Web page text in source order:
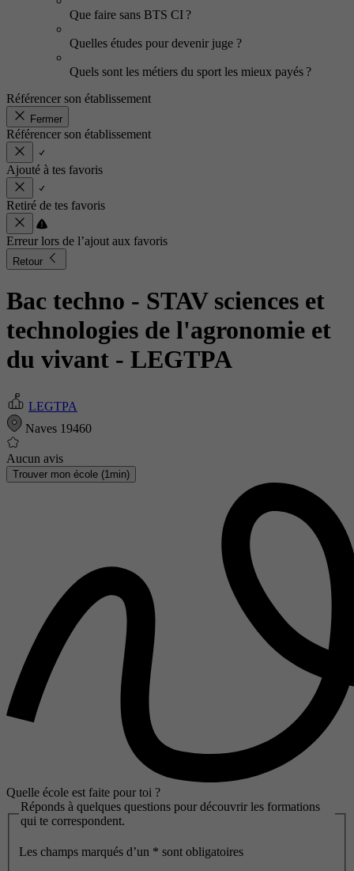
Que faire sans BTS CI ?
Quelles études pour devenir juge ?
Quels sont les métiers du sport les mieux payés ?
Référencer son établissement
Fermer
Référencer son établissement
Ajouté à tes favoris
Retiré de tes favoris
Erreur lors de l’ajout aux favoris
Retour
Bac techno - STAV sciences et
technologies de l'agronomie et
du vivant - LEGTPA
LEGTPA
Naves 19460
Aucun avis
Trouver mon école (1min)
Quelle école est faite pour toi ?
Réponds à quelques questions pour découvrir les formations
qui te correspondent.
Les champs marqués d’un * sont obligatoires